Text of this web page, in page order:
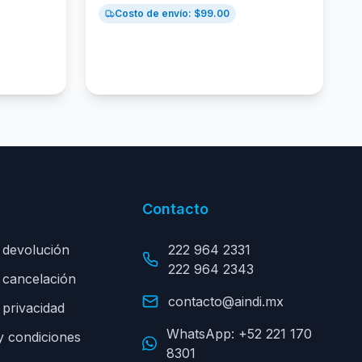
Costo de envío: $99.00
condiciones
Contacto
222 964 2331
222 964 2343
contacto@aindi.mx
WhatsApp: +52 221 170
8301